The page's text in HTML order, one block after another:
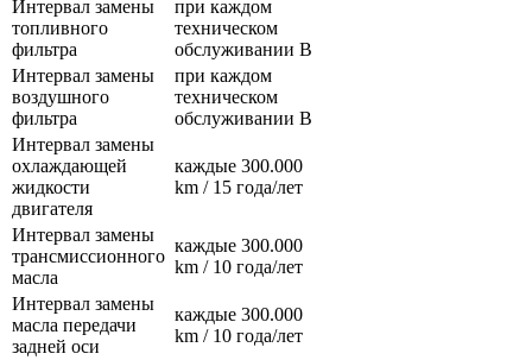
Интервал замены
топливного
фильтра
при каждом
техническом
обслуживании B
Интервал замены
воздушного
фильтра
при каждом
техническом
обслуживании B
Интервал замены
охлаждающей
жидкости
двигателя
каждые 300.000
km / 15 года/лет
Интервал замены
трансмиссионного
масла
каждые 300.000
km / 10 года/лет
Интервал замены
масла передачи
задней оси
каждые 300.000
km / 10 года/лет